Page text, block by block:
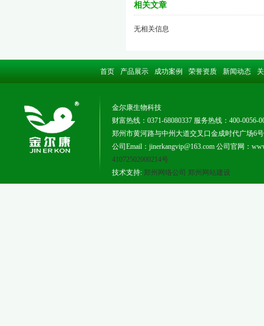
相关文章
无相关信息
首页 产品展示 成功案例 荣誉资质 新闻动态
金尔康生物科技
财富热线：0371-68080337 服务热线：400-0056-
郑州市黄河路与中州大道交叉口金成时代广场6号
公司Email：jinerkangvip@163.com 公司官网：
41072502000214号
技术支持: 郑州网络公司 郑州网站建设